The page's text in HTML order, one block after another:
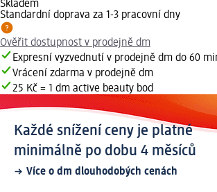
Skladem
Standardní doprava za 1-3 pracovní dny
Ověřit dostupnost v prodejně dm
Expresní vyzvednutí v prodejně dm do 60
Vrácení zdarma v prodejně dm
25 Kč = 1 dm active beauty bod
Každé snížení ceny je platné
minimálně po dobu 4 měsíců
Více o dm dlouhodobých cenách